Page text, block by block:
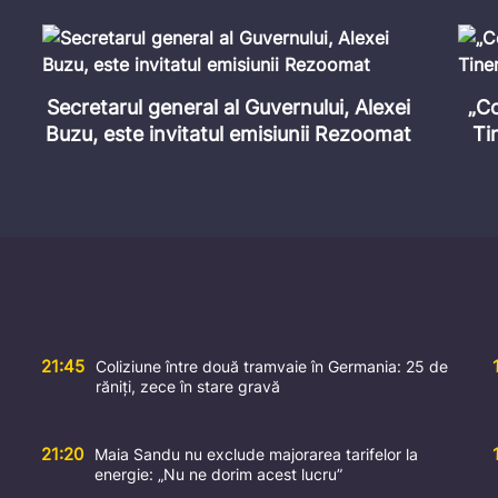
BRIEFINGUL ZILEI: Nistrul seacă,
21:45
Coliziune între două tramvaie în Germania: 25 de
răniți, zece în stare gravă
21:20
Maia Sandu nu exclude majorarea tarifelor la
energie: „Nu ne dorim acest lucru”